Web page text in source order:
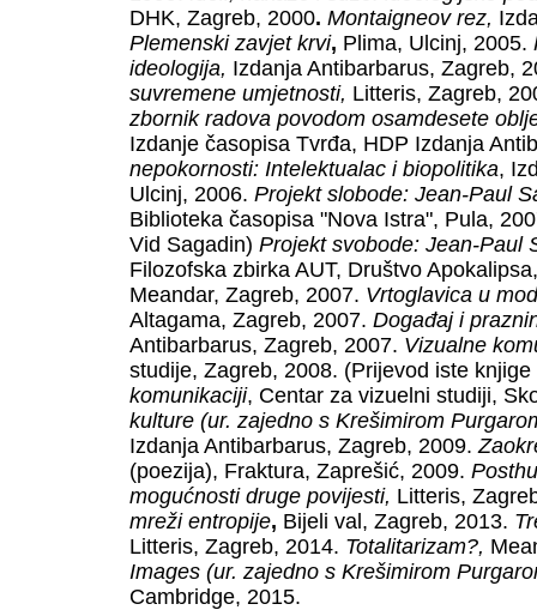
DHK, Zagreb, 2000. Montaigneov rez,
Plemenski zavjet krvi, Plima, Ulcinj, 2005.
ideologija, Izdanja Antibarbarus, Zagreb,
suvremene umjetnosti, Litteris, Zagreb,
zbornik radova povodom osamdesete
Izdanje časopisa Tvrđa, HDP Izdanja
nepokornosti: Intelektualac i biopolitika,
Ulcinj, 2006. Projekt slobode: Jean-Paul
Biblioteka časopisa "Nova Istra", Pula,
Vid Sagadin) Projekt svobode: Jean-Paul
Filozofska zbirka AUT, Društvo
Meandar, Zagreb, 2007. Vrtoglavica u
Altagama, Zagreb, 2007. Događaj i
Antibarbarus, Zagreb, 2007. Vizualne
studije, Zagreb, 2008. (Prijevod iste
komunikaciji, Centar za vizuelni studiji,
kulture (ur. zajedno s Krešimirom
Izdanja Antibarbarus, Zagreb, 2009.
(poezija), Fraktura, Zaprešić, 2009.
mogućnosti druge povijesti, Litteris,
mreži entropije, Bijeli val, Zagreb, 2013.
Litteris, Zagreb, 2014. Totalitarizam?,
Images (ur. zajedno s Krešimirom
Cambridge, 2015.